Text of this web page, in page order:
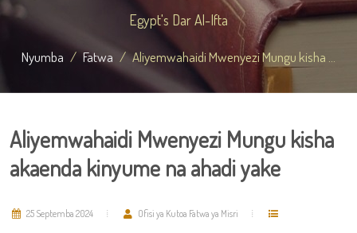
Egypt's Dar Al-Ifta
Nyumba Fatwa Aliyemwahaidi Mwenyezi Mungu kisha ...
Aliyemwahaidi Mwenyezi Mungu kisha
akaenda kinyume na ahadi yake
25 Septemba 2024 Ofisi ya Kutoa Fatwa ya Misri